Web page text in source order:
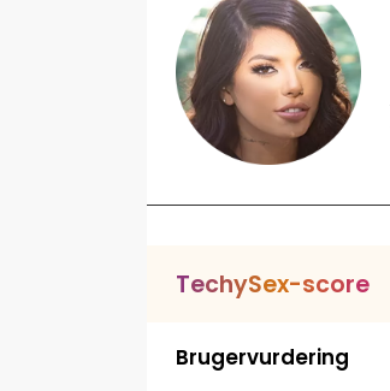
TechySex-score
Brugervurdering